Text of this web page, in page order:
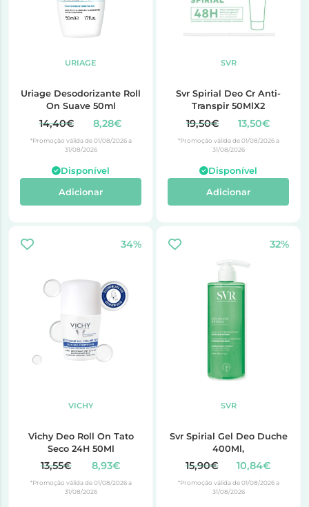
URIAGE
Uriage Desodorizante Roll
On Suave 50ml
14,40€ 8,28€
*Promoção válida de 01/08/2026 a
31/08/2026
Disponível
Adicionar
SVR
Svr Spirial Deo Cr Anti-
Transpir 50MlX2
19,50€ 13,50€
*Promoção válida de 01/08/2026 a
31/08/2026
Disponível
Adicionar
34%
VICHY
Vichy Deo Roll On Tato
Seco 24H 50Ml
13,55€ 8,93€
*Promoção válida de 01/08/2026 a
31/08/2026
32%
SVR
Svr Spirial Gel Deo Duche
400Ml,
15,90€ 10,84€
*Promoção válida de 01/08/2026 a
31/08/2026